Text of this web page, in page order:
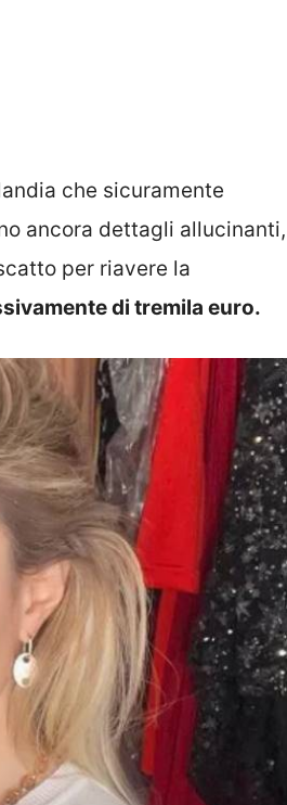
che sicuramente
ancora dettagli allucinanti,
per riavere la
di tremila euro.